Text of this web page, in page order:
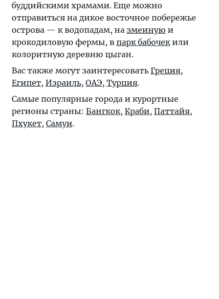
буддийскими храмами. Еще можно
отправиться на дикое восточное побережье
острова — к водопадам, на змеиную и
крокодиловую фермы, в парк бабочекили
колоритную деревню цыган.
Вас также могут заинтересовать Греция,
Египет, Израиль, ОАЭ, Турция.
Самые популярные города и курортные
регионы страны: Бангкок, Краби, Паттайя,
Пхукет, Самуи.